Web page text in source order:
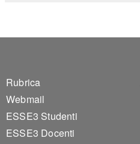
Footer 1
Rubrica
Webmail
ESSE3 Studenti
ESSE3 Docenti